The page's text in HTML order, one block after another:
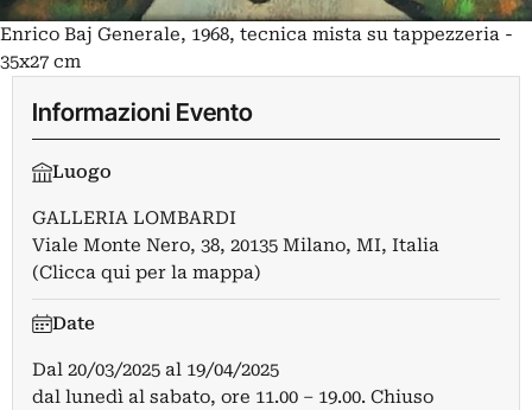
Enrico Baj Generale, 1968, tecnica mista su tappezzeria -
35x27 cm
Informazioni Evento
Luogo
GALLERIA LOMBARDI
Viale Monte Nero, 38, 20135 Milano, MI, Italia
(Clicca qui per la mappa)
Date
Dal 20/03/2025 al 19/04/2025
dal lunedì al sabato, ore 11.00 – 19.00. Chiuso